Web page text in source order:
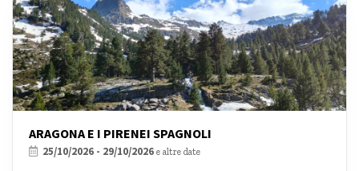
ARAGONA E I PIRENEI SPAGNOLI
25/10/2026 - 29/10/2026e altre date